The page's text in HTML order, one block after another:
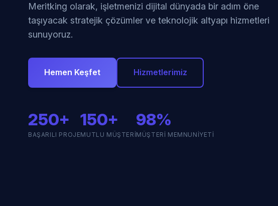
Meritking olarak, işletmenizi dijital dünyada bir adım öne
taşıyacak stratejik çözümler ve teknolojik altyapı hizmetleri
sunuyoruz.
Hemen Keşfet Hizmetlerimiz
250+
BAŞARILI PROJE
150+
MUTLU MÜŞTERI
98%
MÜŞTERI MEMNUNIYETI